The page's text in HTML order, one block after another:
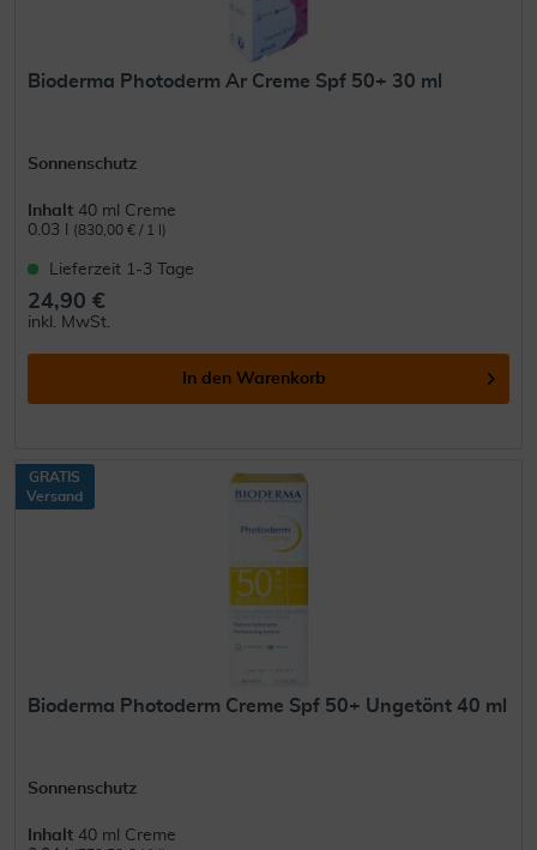
Bioderma Photoderm Ar Creme Spf 50+ 30 ml
Sonnenschutz
Inhalt 40 ml Creme
0.03 l
(830,00 € / 1 l)
Lieferzeit 1-3 Tage
24,90 €
inkl. MwSt.
In den Warenkorb
GRATIS
Versand
Bioderma Photoderm Creme Spf 50+ Ungetönt 40 ml
Sonnenschutz
Inhalt 40 ml Creme